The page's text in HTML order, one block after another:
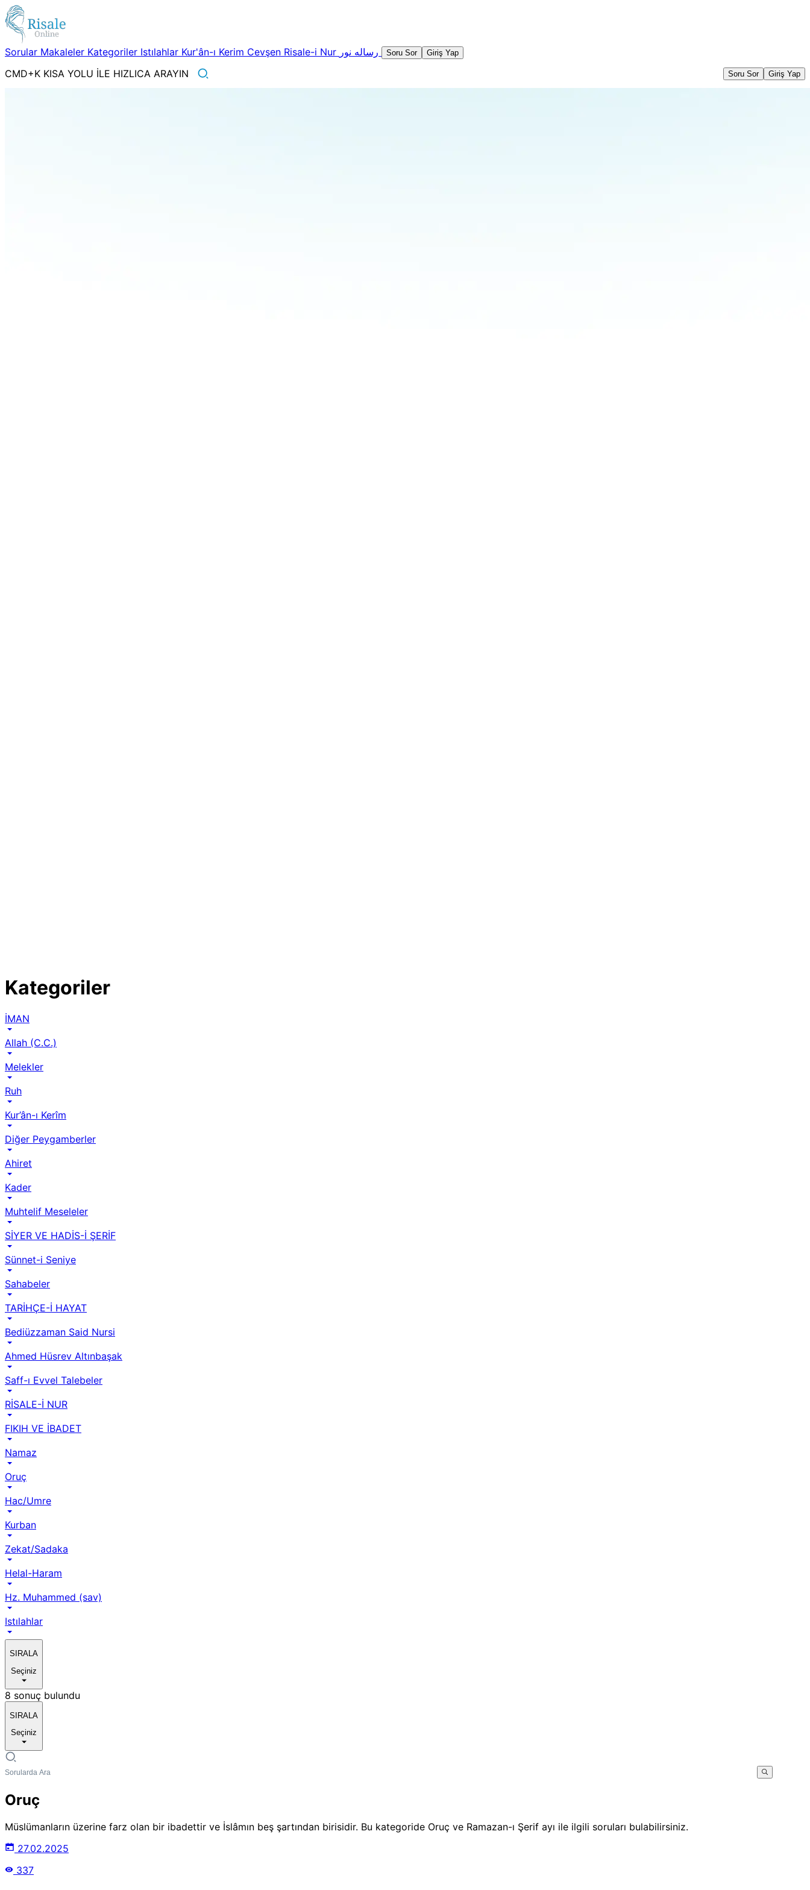
Sorular Makaleler Kategoriler Istılahlar Kur'ân-ı Kerim Cevşen Risale-i Nur Soru Sor Giriş Yap
CMD+K KISA YOLU İLE HIZLICA ARAYIN Soru Sor Giriş Yap
Kategoriler
İMAN
Allah (C.C.)
Melekler
Ruh
Kur’ân-ı Kerîm
Diğer Peygamberler
Ahiret
Kader
Muhtelif Meseleler
SİYER VE HADİS-İ ŞERİF
Sünnet-i Seniye
Sahabeler
TARİHÇE-İ HAYAT
Bediüzzaman Said Nursi
Ahmed Hüsrev Altınbaşak
Saff-ı Evvel Talebeler
RİSALE-İ NUR
FIKIH VE İBADET
Namaz
Oruç
Hac/Umre
Kurban
Zekat/Sadaka
Helal-Haram
Hz. Muhammed (sav)
Istılahlar
SIRALA
Seçiniz
8 sonuç bulundu
SIRALA
Seçiniz
Oruç
Müslümanların üzerine farz olan bir ibadettir ve İslâmın beş şartından birisidir. Bu kategoride Oruç ve Ramazan-ı Şerif ayı ile ilgili soruları bulabilirsiniz.
27.02.2025
337